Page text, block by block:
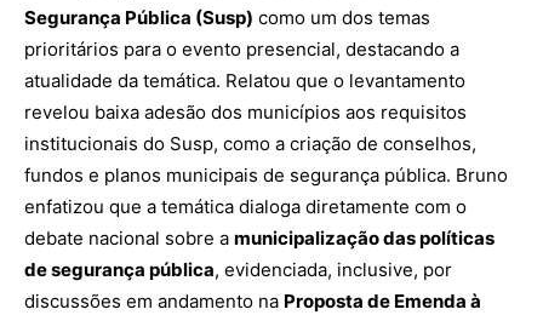
Segurança Pública (Susp) como um dos temas
prioritários para o evento presencial, destacando a
atualidade da temática. Relatou que o levantamento
revelou baixa adesão dos municípios aos requisitos
institucionais do Susp, como a criação de conselhos,
fundos e planos municipais de segurança pública. Bruno
enfatizou que a temática dialoga diretamente com o
debate nacional sobre a municipalização das políticas
de segurança pública, evidenciada, inclusive, por
discussões em andamento na Proposta de Emenda à